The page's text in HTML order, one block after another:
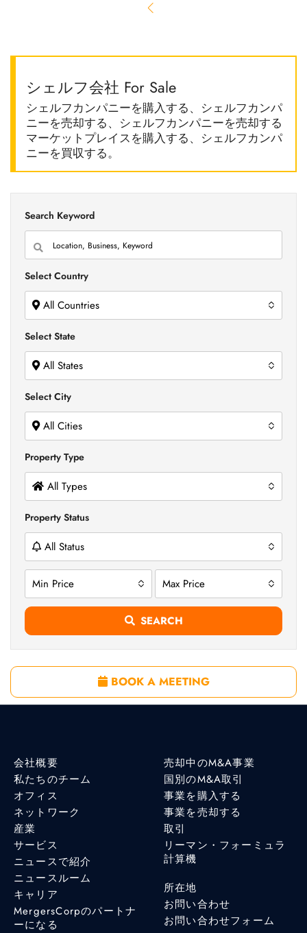
シェルフ会社 For Sale
シェルフカンパニーを購入する、シェルフカンパ
ニーを売却する、シェルフカンパニーを売却する
マーケットプレイスを購入する、シェルフカンパ
ニーを買収する。
Search Keyword
Select Country
All Countries
Select State
All States
Select City
All Cities
Property Type
All Types
Property Status
All Status
Min Price Max Price
SEARCH
BOOK A MEETING
会社概要
私たちのチーム
オフィス
ネットワーク
産業
サービス
ニュースで紹介
ニュースルーム
キャリア
MergersCorpのパートナ
ーになる
売却中のM&A事業
国別のM&A取引
事業を購入する
事業を売却する
取引
リーマン・フォーミュラ
計算機
所在地
お問い合わせ
お問い合わせフォーム